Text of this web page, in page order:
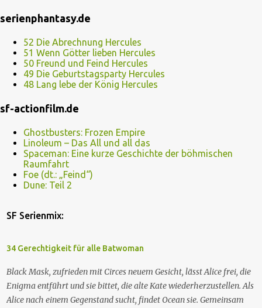
serienphantasy.de
52 Die Abrechnung Hercules
51 Wenn Götter lieben Hercules
50 Freund und Feind Hercules
49 Die Geburtstagsparty Hercules
48 Lang lebe der König Hercules
sf-actionfilm.de
Ghostbusters: Frozen Empire
Linoleum – Das All und all das
Spaceman: Eine kurze Geschichte der böhmischen
Raumfahrt
Foe (dt.: „Feind“)
Dune: Teil 2
SF Serienmix:
34 Gerechtigkeit für alle Batwoman
Black Mask, zufrieden mit Circes neuem Gesicht, lässt Alice frei, die
Enigma entführt und sie bittet, die alte Kate wiederherzustellen. Als
Alice nach einem Gegenstand sucht, findet Ocean sie. Gemeinsam